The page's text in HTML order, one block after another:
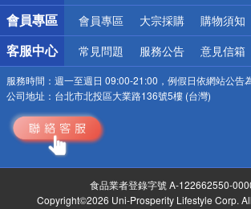
會員專區 會員專區 大宗採購 購物須知
客服中心 常見問題 服務公告 意見信箱
服務時間： 週一至週日 09:00-21:00，例假日依網站公告
公司地址： 台北市北投區大業路136號5樓 (台灣)
食品業者登錄字號 A-122662550-
Copyright©2026 Uni-Prosperity Lifestyle Corp.